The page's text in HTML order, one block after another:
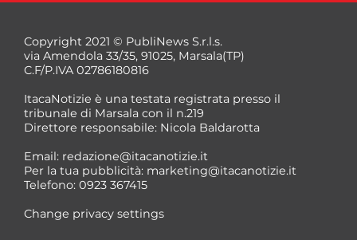
*
Copyright 2021 © PubliNews S.r.l.s.
via Amendola 33/35, 91025, Marsala(TP)
C.F/P.IVA 02786180816
ItacaNotizie è una testata registrata presso il
tribunale di Marsala con il n.219
Direttore responsabile: Nicola Baldarotta
Email: redazione@itacanotizie.it
Per la tua pubblicità: marketing@itacanotizie.it
Telefono: 0923 367415
Change privacy settings